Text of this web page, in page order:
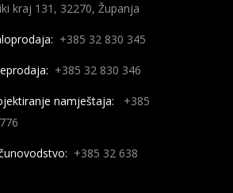
kraj 131, 32270, Županja
+385 32 830 345
+385 32 830 346
namještaja:
+385
+385 32 638